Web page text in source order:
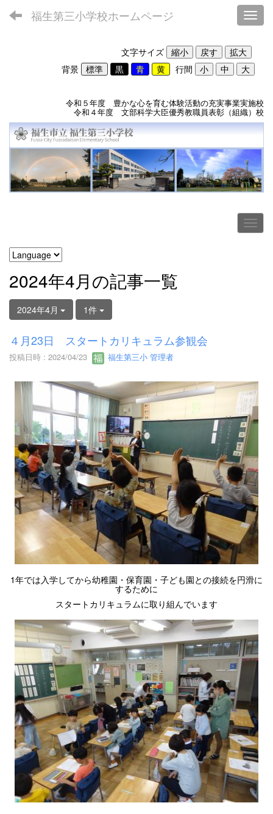
福生第三小学校ホームページ
文字サイズ
背景
行間
令和５年度 豊かな心を育む体験活動の充実事業実施校
令和４年度 文部科学大臣優秀教職員表彰（組織）校
2024年4月の記事一覧
2024年4月 1件
４月23日 スタートカリキュラム参観会
投稿日時 : 2024/04/23 福生第三小 管理者
1年では入学してから幼稚園・保育園・子ども園との接続を円滑に
するために
スタートカリキュラムに取り組んでいます